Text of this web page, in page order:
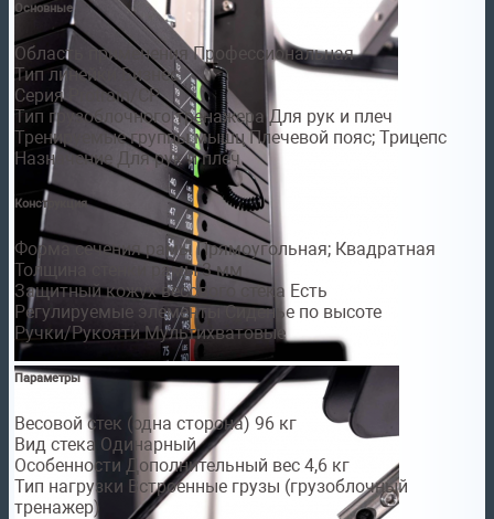
Основные
Область применения Профессиональная
Тип линейки Бизнес
Серия Protrain/CP
Тип грузоблочного тренажера Для рук и плеч
Тренируемые группы мышц Плечевой пояс; Трицепс
Назначение Для рук и плеч
Конструкция
Форма сечения рамы Прямоугольная; Квадратная
Толщина стенки рамы 3 мм
Защитный кожух весового стека Есть
Регулируемые элементы Сиденье по высоте
Ручки/Рукояти Мультихватовые
Параметры
Весовой стек (одна сторона) 96 кг
Вид стека Одинарный
Особенности Дополнительный вес 4,6 кг
Тип нагрузки Встроенные грузы (грузоблочный
тренажер)